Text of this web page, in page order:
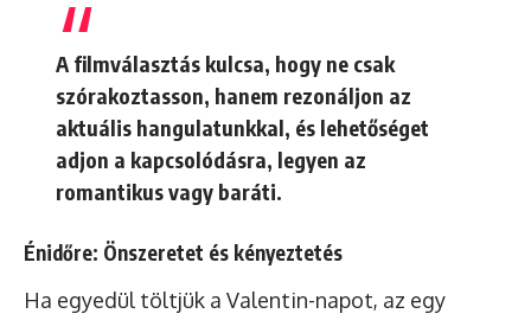
A filmválasztás kulcsa, hogy ne csak
szórakoztasson, hanem rezonáljon az
aktuális hangulatunkkal, és lehetőséget
adjon a kapcsolódásra, legyen az
romantikus vagy baráti.
Énidőre: Önszeretet és kényeztetés
Ha egyedül töltjük a Valentin-napot, az egy